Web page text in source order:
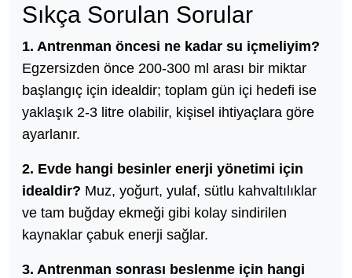
Sıkça Sorulan Sorular
1. Antrenman öncesi ne kadar su içmeliyim?
Egzersizden önce 200-300 ml arası bir miktar
başlangıç için idealdir; toplam gün içi hedefi ise
yaklaşık 2-3 litre olabilir, kişisel ihtiyaçlara göre
ayarlanır.
2. Evde hangi besinler enerji yönetimi için
idealdir? Muz, yoğurt, yulaf, sütlu kahvaltılıklar
ve tam buğday ekmeği gibi kolay sindirilen
kaynaklar çabuk enerji sağlar.
3. Antrenman sonrası beslenme için hangi